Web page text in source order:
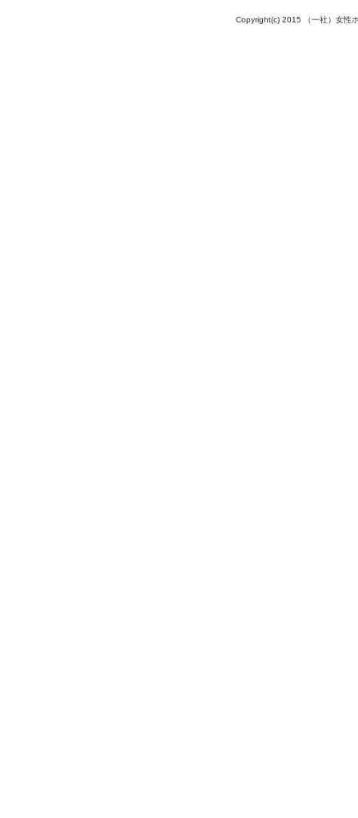
Copyright(c) 2015 （一社）女性